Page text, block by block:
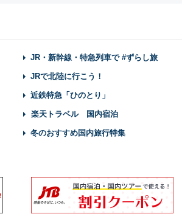
JR・新幹線・特急列車で #ずらし旅
JRで北陸に行こう！
近鉄特急「ひのとり」
楽天トラベル 国内宿泊
冬のおすすめ国内旅行特集